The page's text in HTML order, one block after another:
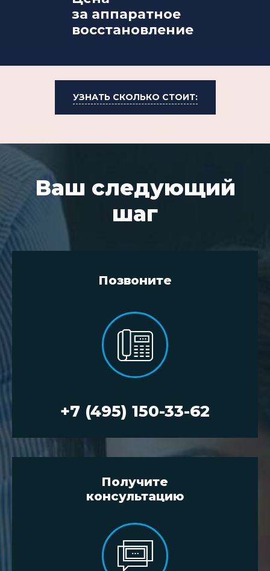
за аппаратное
восстановление
УЗНАТЬ СКОЛЬКО СТОИТ:
Ваш следующий
шаг
Позвоните
+7 (495) 150-33-62
Получите
консультацию